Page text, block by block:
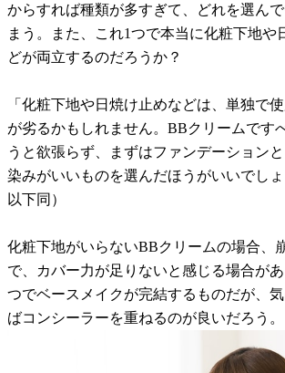
からすれば種類が多すぎて、どれを選ん
まう。また、これ1つで本当に化粧下地や
どが両立するのだろうか？
「化粧下地や日焼け止めなどは、単独で
が劣るかもしれません。BBクリームです
うと欲張らず、まずはファンデーション
染みがいいものを選んだほうがいいでし
以下同）
化粧下地がいらないBBクリームの場合、
で、カバー力が足りないと感じる場合があ
つでベースメイクが完結するものだが、
ばコンシーラーを重ねるのが良いだろう。